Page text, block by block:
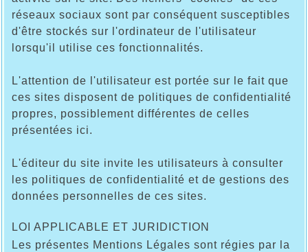
réseaux sociaux sont par conséquent susceptibles
d'être stockés sur l'ordinateur de l'utilisateur
lorsqu'il utilise ces fonctionnalités.
L'attention de l'utilisateur est portée sur le fait que
ces sites disposent de politiques de confidentialité
propres, possiblement différentes de celles
présentées ici.
L'éditeur du site invite les utilisateurs à consulter
les politiques de confidentialité et de gestions des
données personnelles de ces sites.
LOI APPLICABLE ET JURIDICTION
Les présentes Mentions Légales sont régies par la